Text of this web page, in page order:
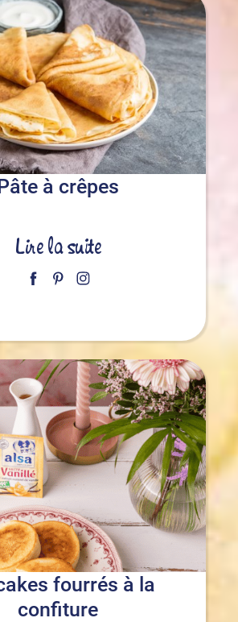
à crêpes
Lire la suite
fourrés à la
confiture